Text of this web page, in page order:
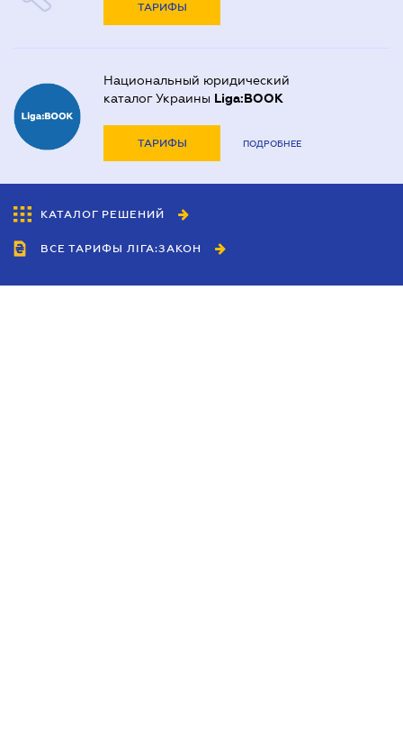
ТАРИФЫ
Национальный юридический
каталог Украины Liga:BOOK
ТАРИФЫ ПОДРОБНЕЕ
КАТАЛОГ РЕШЕНИЙ
ВСЕ ТАРИФЫ ЛІГА:ЗАКОН